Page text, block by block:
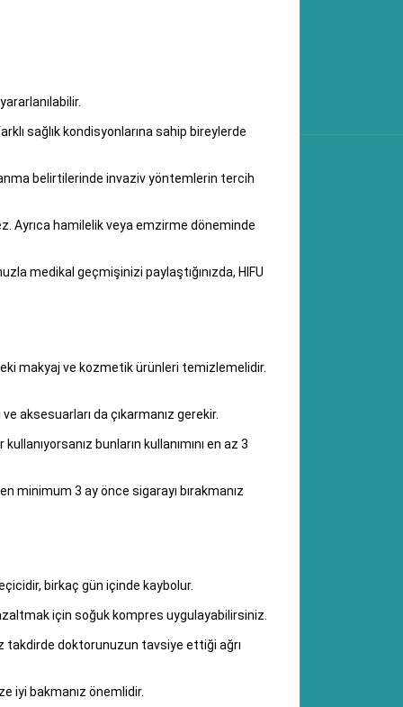
sağlık kondisyonlarına sahip bireylerde
belirtilerinde invaziv yöntemlerin tercih
Ayrıca hamilelik veya emzirme döneminde
medikal geçmişinizi paylaştığınızda, HIFU
makyaj ve kozmetik ürünleri temizlemelidir.
aksesuarları da çıkarmanız gerekir.
bunların kullanımını en az 3
minimum 3 ay önce sigarayı bırakmanız
birkaç gün içinde kaybolur.
için soğuk kompres uygulayabilirsiniz.
takdirde doktorunuzun tavsiye ettiği ağrı
iyi bakmanız önemlidir.